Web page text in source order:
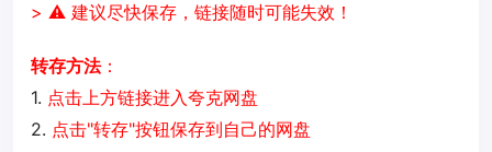
> ⚠️ 建议尽快保存，链接随时可能失效！
转存方法：
1. 点击上方链接进入夸克网盘
2. 点击"转存"按钮保存到自己的网盘